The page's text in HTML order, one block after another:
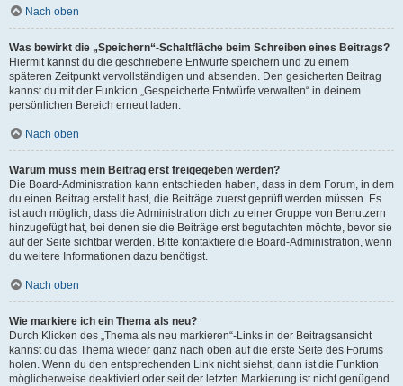
Nach oben
Was bewirkt die „Speichern“-Schaltfläche beim Schreiben eines Beitrags?
Hiermit kannst du die geschriebene Entwürfe speichern und zu einem
späteren Zeitpunkt vervollständigen und absenden. Den gesicherten Beitrag
kannst du mit der Funktion „Gespeicherte Entwürfe verwalten“ in deinem
persönlichen Bereich erneut laden.
Nach oben
Warum muss mein Beitrag erst freigegeben werden?
Die Board-Administration kann entschieden haben, dass in dem Forum, in dem
du einen Beitrag erstellt hast, die Beiträge zuerst geprüft werden müssen. Es
ist auch möglich, dass die Administration dich zu einer Gruppe von Benutzern
hinzugefügt hat, bei denen sie die Beiträge erst begutachten möchte, bevor sie
auf der Seite sichtbar werden. Bitte kontaktiere die Board-Administration, wenn
du weitere Informationen dazu benötigst.
Nach oben
Wie markiere ich ein Thema als neu?
Durch Klicken des „Thema als neu markieren“-Links in der Beitragsansicht
kannst du das Thema wieder ganz nach oben auf die erste Seite des Forums
holen. Wenn du den entsprechenden Link nicht siehst, dann ist die Funktion
möglicherweise deaktiviert oder seit der letzten Markierung ist nicht genügend